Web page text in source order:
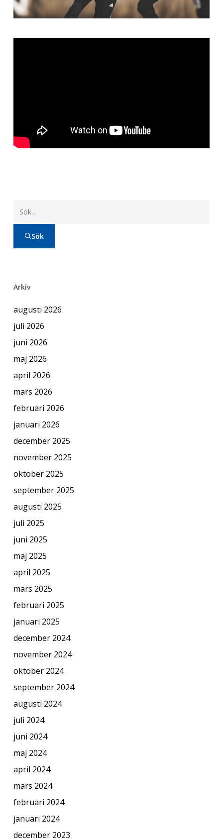
Sök
Arkiv
augusti 2026
juli 2026
juni 2026
maj 2026
april 2026
mars 2026
februari 2026
januari 2026
december 2025
november 2025
oktober 2025
september 2025
augusti 2025
juli 2025
juni 2025
maj 2025
april 2025
mars 2025
februari 2025
januari 2025
december 2024
november 2024
oktober 2024
september 2024
augusti 2024
juli 2024
juni 2024
maj 2024
april 2024
mars 2024
februari 2024
januari 2024
december 2023